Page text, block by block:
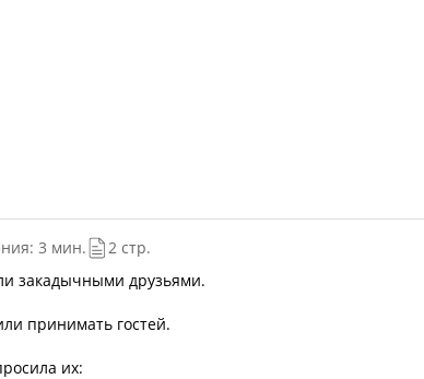
3 мин.
2 стр.
закадычными друзьями.
принимать гостей.
их: